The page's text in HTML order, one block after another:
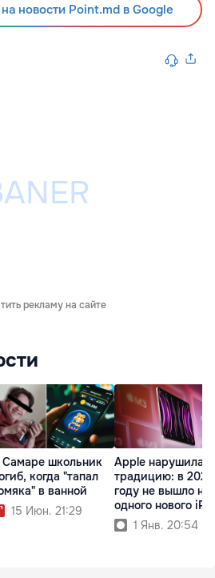
новости Point.md в Google
рекламу на сайте
Самаре школьник
когда "тапал
в ванной
15 Июн. 21:29
Apple нарушила
традицию: в 2023
году не вышло ни
одного нового
1 Янв. 20:54